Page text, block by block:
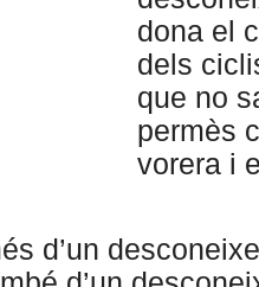
dona el
dels
que no
permès
vorera i
d’un